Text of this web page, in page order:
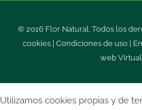
© 2016 Flor Natural. Todos los
cookies Condiciones de uso
web
Utilizamos cookies propias y de